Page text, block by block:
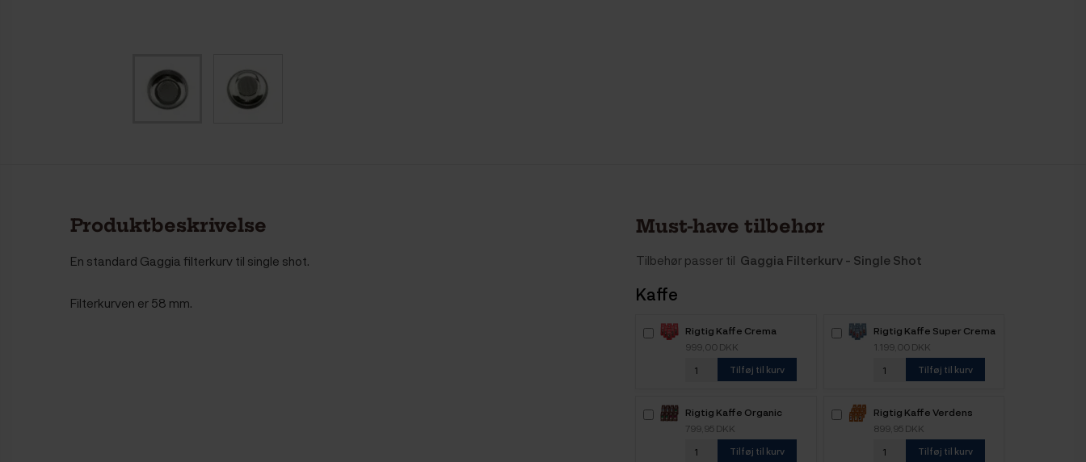
Produktbeskrivelse
En standard Gaggia filterkurv til single shot.
Filterkurven er 58 mm.
Must-have tilbehør
Tilbehør passer til Gaggia Filterkurv - Single Shot
Kaffe
Rigtig Kaffe Crema
Intenso 6kg Hele
kaffebønner
999,00 DKK
Tilføj til kurv
Rigtig Kaffe Super Crema
6kg Hele kaffebønner
1.199,00 DKK
Tilføj til kurv
Rigtig Kaffe Organic
Mixpakke 4 Varianter
799,95 DKK
Tilføj til kurv
Rigtig Kaffe Verdens
Kaffe - 9x400g
899,95 DKK
Tilføj til kurv